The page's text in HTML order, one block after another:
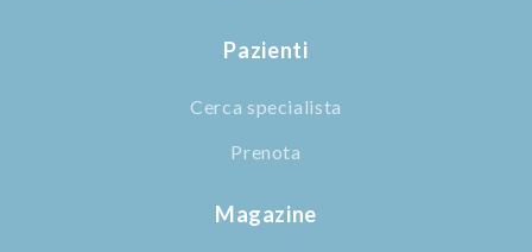
Pazienti
Cerca specialista
Prenota
Magazine